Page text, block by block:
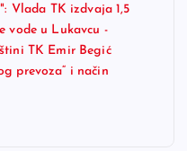
Vlada TK izdvaja 1,5
vode u Lukavcu -
TK Emir Begić
prevoza“ i način